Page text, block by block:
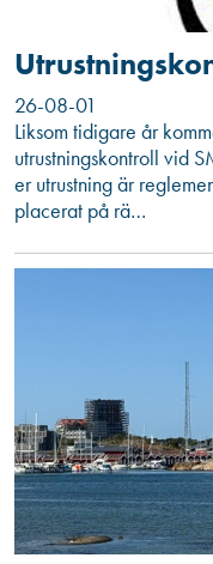
26-08-01
Liksom tidigare år
utrustningskontroll vid
er utrustning är
placerat på rä…